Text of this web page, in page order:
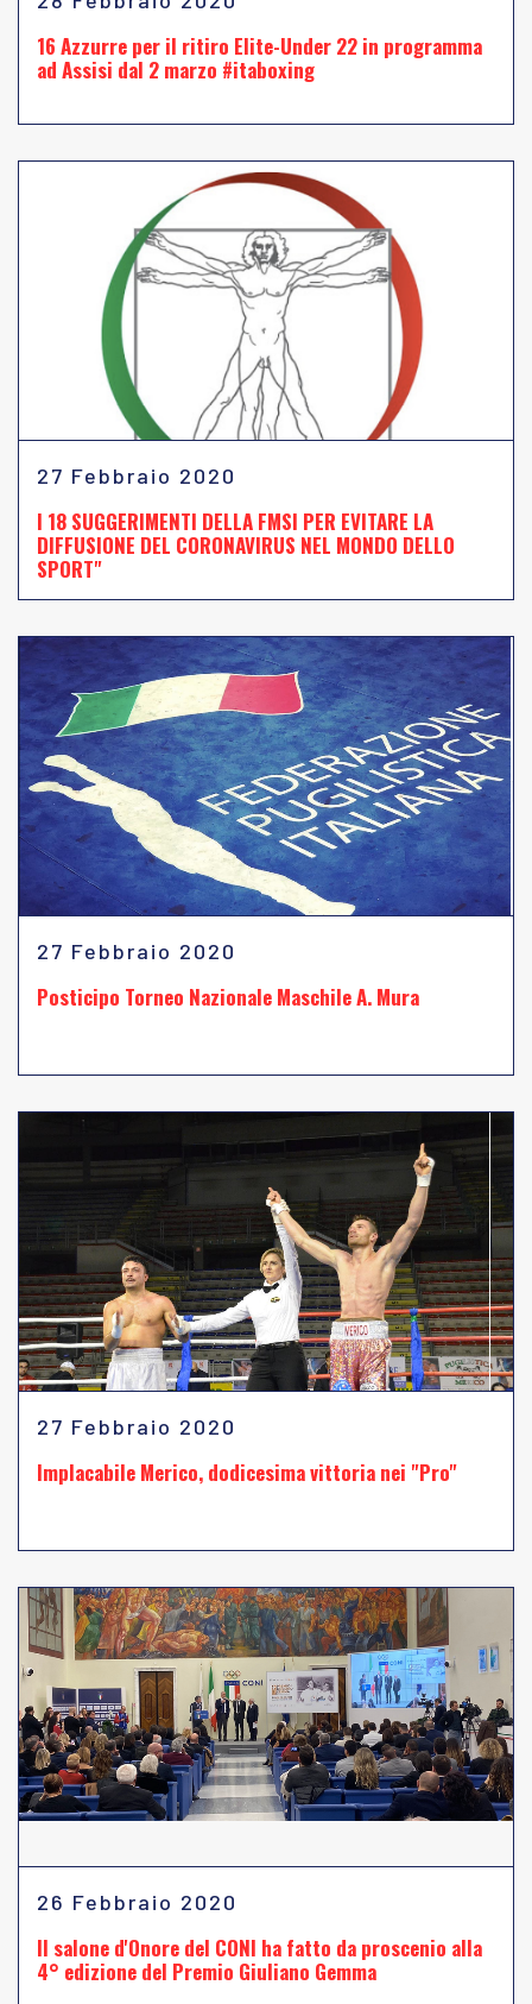
16 Azzurre per il ritiro Elite-Under 22 in programma
ad Assisi dal 2 marzo #itaboxing
27 Febbraio 2020
I 18 SUGGERIMENTI DELLA FMSI PER EVITARE LA
DIFFUSIONE DEL CORONAVIRUS NEL MONDO DELLO
SPORT"
27 Febbraio 2020
Posticipo Torneo Nazionale Maschile A. Mura
27 Febbraio 2020
Implacabile Merico, dodicesima vittoria nei "Pro"
26 Febbraio 2020
Il salone d'Onore del CONI ha fatto da proscenio alla
4° edizione del Premio Giuliano Gemma